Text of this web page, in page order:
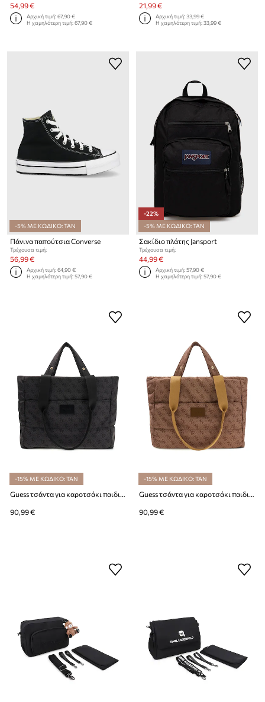
54,99 €
Αρχική τιμή:67,90 €
Η χαμηλότερη τιμή:67,90 €
21,99 €
Αρχική τιμή:33,99 €
Η χαμηλότερη τιμή:33,99 €
-5% ΜΕ ΚΩΔΙΚΟ: TAN
Πάνινα παπούτσια Converse
Τρέχουσα τιμή:
56,99 €
Αρχική τιμή:64,90 €
Η χαμηλότερη τιμή:57,90 €
-22%
-5% ΜΕ ΚΩΔΙΚΟ: TAN
Σακίδιο πλάτης Jansport
Τρέχουσα τιμή:
44,99 €
Αρχική τιμή:57,90 €
Η χαμηλότερη τιμή:57,90 €
-15% ΜΕ ΚΩΔΙΚΟ: TAN
90,99 €
-15% ΜΕ ΚΩΔΙΚΟ: TAN
90,99 €